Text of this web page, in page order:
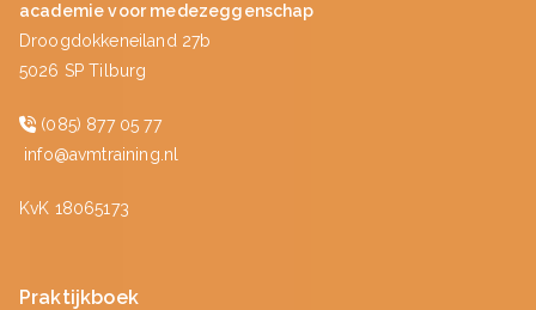
academie voor medezeggenschap
Droogdokkeneiland 27b
5026 SP Tilburg
(085) 877 05 77
info@avmtraining.nl
KvK 18065173
Praktijkboek